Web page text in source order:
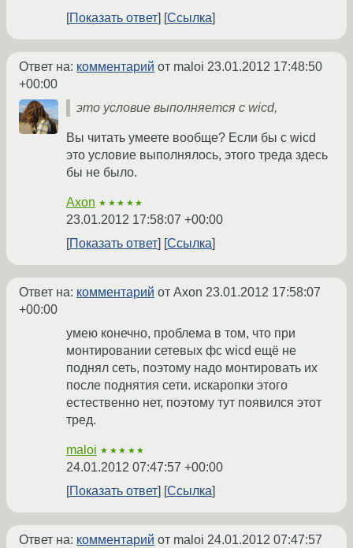
Показать ответ
Ссылка
Ответ на: комментарий от maloi 23.01.2012 17:48:50
+00:00
это условие выполняется с wicd,
Вы читать умеете вообще? Если бы с wicd
это условие выполнялось, этого треда здесь
бы не было.
Axon ★★★★★
23.01.2012 17:58:07 +00:00
Показать ответ
Ссылка
Ответ на: комментарий от Axon 23.01.2012 17:58:07
+00:00
умею конечно, проблема в том, что при
монтировании сетевых фс wicd ещё не
поднял сеть, поэтому надо монтировать их
после поднятия сети. искаропки этого
естественно нет, поэтому тут появился этот
тред.
maloi ★★★★★
24.01.2012 07:47:57 +00:00
Показать ответ
Ссылка
Ответ на: комментарий от maloi 24.01.2012 07:47:57